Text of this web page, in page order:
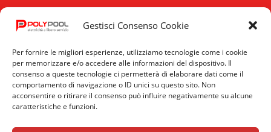
Gestisci Consenso Cookie
Per fornire le migliori esperienze, utilizziamo tecnologie come i cookie
per memorizzare e/o accedere alle informazioni del dispositivo. Il
consenso a queste tecnologie ci permetterà di elaborare dati come il
comportamento di navigazione o ID unici su questo sito. Non
acconsentire o ritirare il consenso può influire negativamente su alcune
caratteristiche e funzioni.
Privacy
Cookie
News